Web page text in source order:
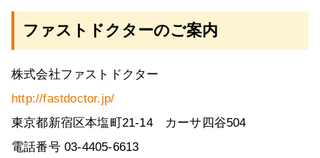
ファストドクターのご案内
株式会社ファストドクター
http://fastdoctor.jp/
東京都新宿区本塩町21-14 カーサ四谷504
電話番号 03-4405-6613